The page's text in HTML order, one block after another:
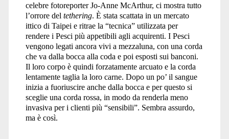
celebre fotoreporter Jo-Anne McArthur, ci mostra tutto
l’orrore del tethering. È stata scattata in un mercato
ittico di Taipei e ritrae la “tecnica” utilizzata per
rendere i Pesci più appetibili agli acquirenti. I Pesci
vengono legati ancora vivi a mezzaluna, con una corda
che va dalla bocca alla coda e poi esposti sui banconi.
Il loro corpo è quindi forzatamente arcuato e la corda
lentamente taglia la loro carne. Dopo un po’ il sangue
inizia a fuoriuscire anche dalla bocca e per questo si
sceglie una corda rossa, in modo da renderla meno
invasiva per i clienti più “sensibili”. Sembra assurdo,
ma è così.